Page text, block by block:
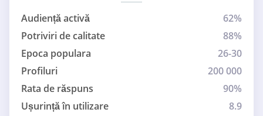
Audiență activă
62%
Potriviri de calitate
88%
Epoca populara
26-30
Profiluri
200 000
Rata de răspuns
90%
Ușurință în utilizare
8.9